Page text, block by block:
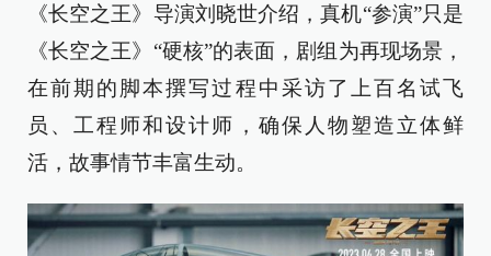
《长空之王》导演刘晓世介绍，真机“参演”只是
《长空之王》“硬核”的表面，剧组为再现场景，
在前期的脚本撰写过程中采访了上百名试飞
员、工程师和设计师，确保人物塑造立体鲜
活，故事情节丰富生动。